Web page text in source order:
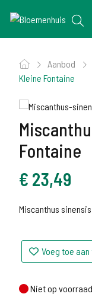
Aanbod
Kleine Fontaine
Fontaine
€ 23,49
Miscanthus
Voeg toe
Niet op voorraad
Niet op voorraad